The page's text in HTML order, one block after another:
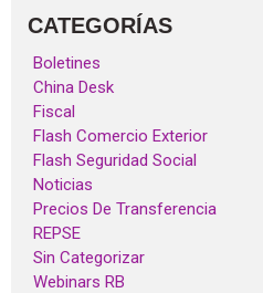
CATEGORÍAS
Boletines
China Desk
Fiscal
Flash Comercio Exterior
Flash Seguridad Social
Noticias
Precios De Transferencia
REPSE
Sin Categorizar
Webinars RB